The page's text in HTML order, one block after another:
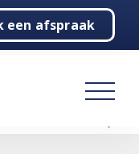
een afspraak